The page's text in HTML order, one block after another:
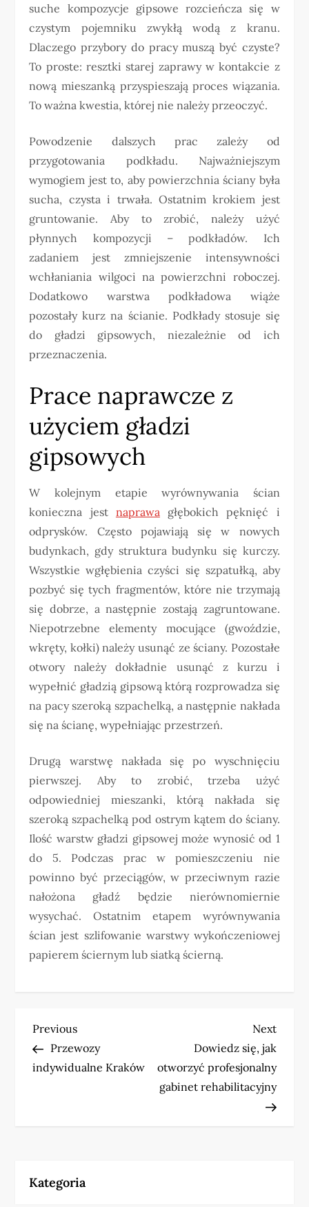
suche kompozycje gipsowe rozcieńcza się w
czystym pojemniku zwykłą wodą z kranu.
Dlaczego przybory do pracy muszą być czyste?
To proste: resztki starej zaprawy w kontakcie z
nową mieszanką przyspieszają proces wiązania.
To ważna kwestia, której nie należy przeoczyć.
Powodzenie dalszych prac zależy od
przygotowania podkładu. Najważniejszym
wymogiem jest to, aby powierzchnia ściany była
sucha, czysta i trwała. Ostatnim krokiem jest
gruntowanie. Aby to zrobić, należy użyć
płynnych kompozycji – podkładów. Ich
zadaniem jest zmniejszenie intensywności
wchłaniania wilgoci na powierzchni roboczej.
Dodatkowo warstwa podkładowa wiąże
pozostały kurz na ścianie. Podkłady stosuje się
do gładzi gipsowych, niezależnie od ich
przeznaczenia.
Prace naprawcze z
użyciem gładzi
gipsowych
W kolejnym etapie wyrównywania ścian
konieczna jest naprawa głębokich pęknięć i
odprysków. Często pojawiają się w nowych
budynkach, gdy struktura budynku się kurczy.
Wszystkie wgłębienia czyści się szpatułką, aby
pozbyć się tych fragmentów, które nie trzymają
się dobrze, a następnie zostają zagruntowane.
Niepotrzebne elementy mocujące (gwoździe,
wkręty, kołki) należy usunąć ze ściany. Pozostałe
otwory należy dokładnie usunąć z kurzu i
wypełnić gładzią gipsową którą rozprowadza się
na pacy szeroką szpachelką, a następnie nakłada
się na ścianę, wypełniając przestrzeń.
Drugą warstwę nakłada się po wyschnięciu
pierwszej. Aby to zrobić, trzeba użyć
odpowiedniej mieszanki, którą nakłada się
szeroką szpachelką pod ostrym kątem do ściany.
Ilość warstw gładzi gipsowej może wynosić od 1
do 5. Podczas prac w pomieszczeniu nie
powinno być przeciągów, w przeciwnym razie
nałożona gładź będzie nierównomiernie
wysychać. Ostatnim etapem wyrównywania
ścian jest szlifowanie warstwy wykończeniowej
papierem ściernym lub siatką ścierną.
N
a
a
Previous
Post
Previous
Przewozy
indywidualne Kraków
Next
Post
Next
Dowiedz się, jak
otworzyć profesjonalny
gabinet rehabilitacyjny
Kategoria